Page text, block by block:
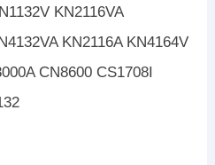
KN2116VA
KN2116A KN4164V
CN8600 CS1708I